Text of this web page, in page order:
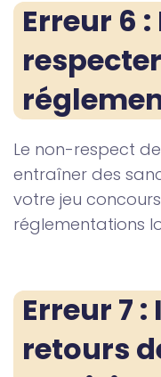
Erreur 6 :
Le non-respect
entraîner des
votre jeu
réglementations
Erreur 7
retours